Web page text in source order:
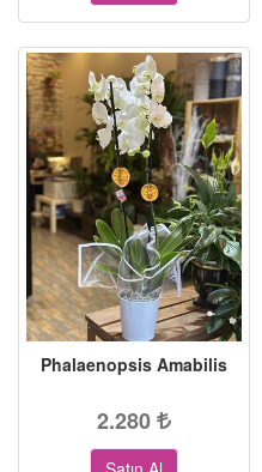
Phalaenopsis Amabilis
2.280